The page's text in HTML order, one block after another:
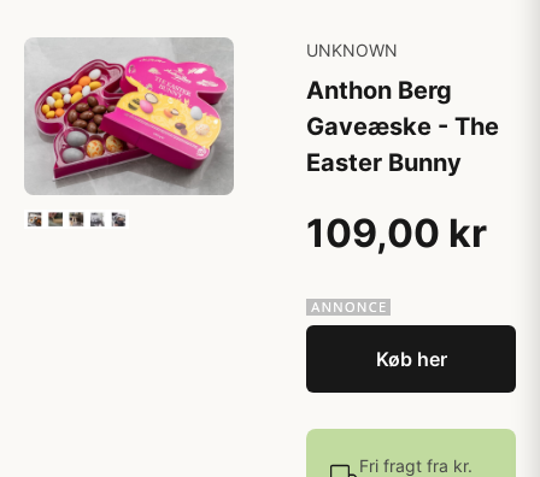
UNKNOWN
Anthon Berg
Gaveæske - The
Easter Bunny
109,00 kr
Køb her
Fri fragt fra kr.